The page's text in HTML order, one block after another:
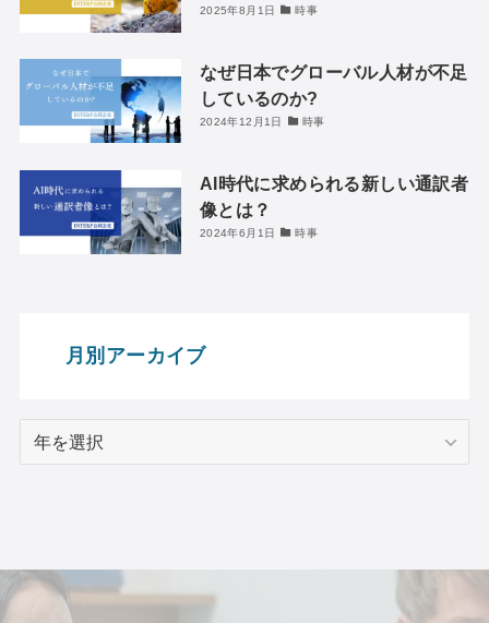
2025年8月1日 時事
なぜ日本でグローバル人材が不足
しているのか?
2024年12月1日 時事
AI時代に求められる新しい通訳者
像とは？
2024年6月1日 時事
月別アーカイブ
ア
ー